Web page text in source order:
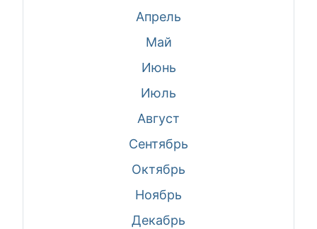
Апрель
Май
Июнь
Июль
Август
Сентябрь
Октябрь
Ноябрь
Декабрь